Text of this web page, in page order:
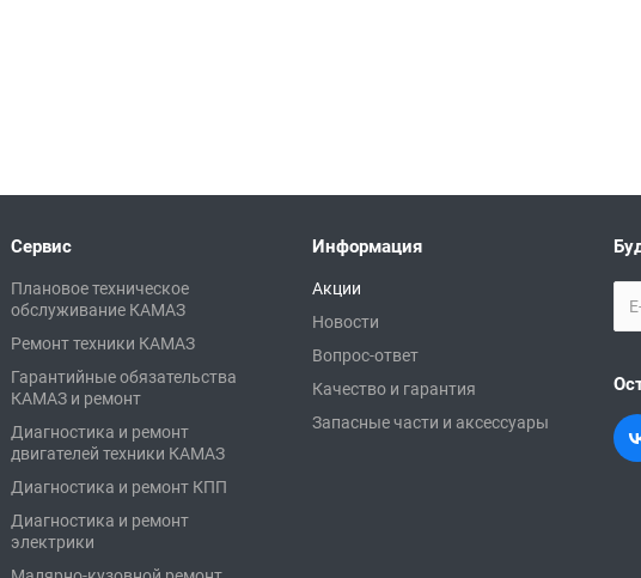
Сервис
Плановое техническое
обслуживание КАМАЗ
Ремонт техники КАМАЗ
Гарантийные обязательства
КАМАЗ и ремонт
Диагностика и ремонт
двигателей техники КАМАЗ
Диагностика и ремонт КПП
Диагностика и ремонт
электрики
Информация
Акции
Новости
Вопрос-ответ
Качество и гарантия
Запасные части и аксессуары